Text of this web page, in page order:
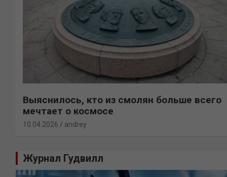
Выяснилось, кто из смолян больше всего
мечтает о космосе
10.04.2026 andrey
Журнал Гудвилл